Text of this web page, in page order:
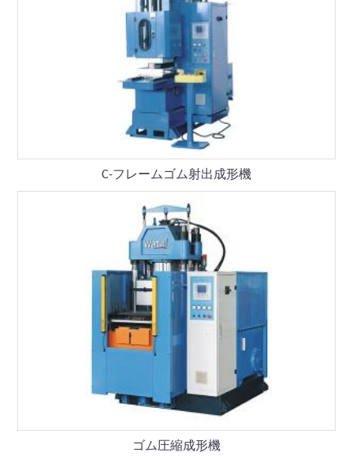
C-フレームゴム射出成形機
ゴム圧縮成形機